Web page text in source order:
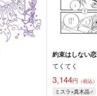
約束はしない恋
てくてく
3,144円 （税込）
ミスラ×真木晶♂